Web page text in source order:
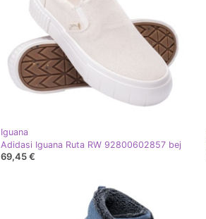
Iguana
Adidasi Iguana Ruta RW 92800602857 bej
69,45 €